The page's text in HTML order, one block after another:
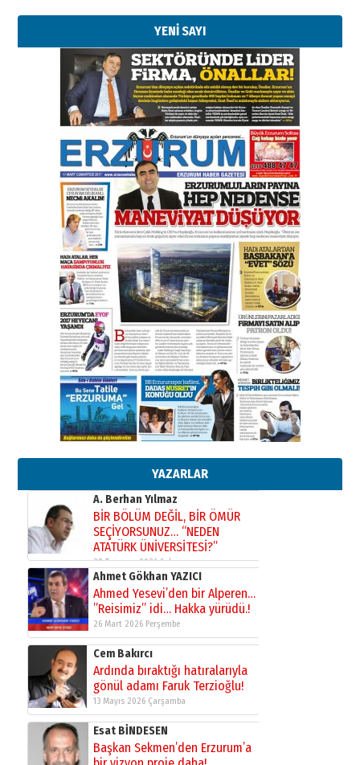
YENİ SAYI
YAZARLAR
Esat BİNDESEN
Başkan Sekmen’den Erzurum’a
bir vizyon proje daha!
02 Ağustos 2026 Pazar
Kadir SABUNCUOĞLU
Erzurumspor’un köşe taşları
29 Haziran 2026 Pazartesi
Kenan GÜLERCİ
Murat Şahsuvaroğlu ERKON’da
çıtayı yukarı taşırken,
yönetimdekiler aşağı
çekmemeli!
17 Şubat 2026 SalıOrhan BOZKURT
Bir fotoğraf, bir şehir, bir
A. Berhan Yılmaz
BİR BÖLÜM DEĞİL, BİR ÖMÜR
SEÇİYORSUNUZ… “NEDEN
ATATÜRK ÜNİVERSİTESİ?”
28 Temmuz 2026 Salı
Ahmet Gökhan YAZICI
Ahmed Yesevi’den bir Alperen…
”Reisimiz” idi… Hakka yürüdü.!
26 Mart 2026 Perşembe
Cem Bakırcı
Ardında bıraktığı hatıralarıyla
gönül adamı Faruk Terzioğlu!
13 Mayıs 2026 Çarşamba
Esat BİNDESEN
Başkan Sekmen’den Erzurum’a